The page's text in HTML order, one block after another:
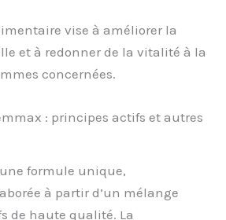
vise à améliorer la
et à redonner de la vitalité à la
concernées.
: principes actifs et autres
formule unique,
à partir d’un mélange
de haute qualité. La